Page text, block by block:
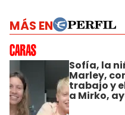
MÁS EN
Sofía, la
Marley,
trabajo y
a Mirko,